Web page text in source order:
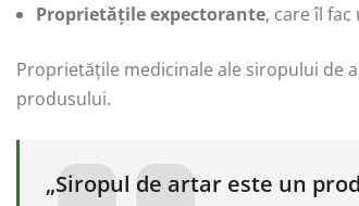
Proprietățile expectorante, care îl
Proprietățile medicinale ale siropului de
produsului.
„Siropul de artar este un